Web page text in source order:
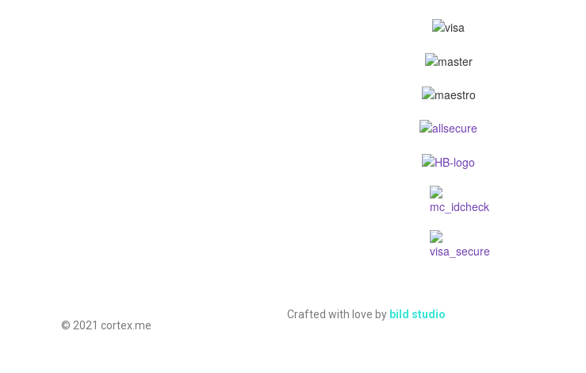
© 2021 cortex.me
Crafted with love by bild studio